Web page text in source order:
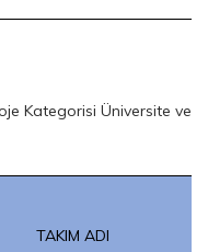
Kategorisi Üniversite ve
TAKIM ADI